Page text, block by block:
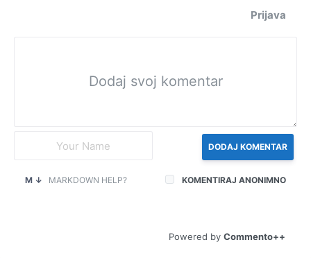
Prijava
DODAJ KOMENTAR
KOMENTIRAJ ANONIMNO
M ↓ MARKDOWN HELP?
Commento++